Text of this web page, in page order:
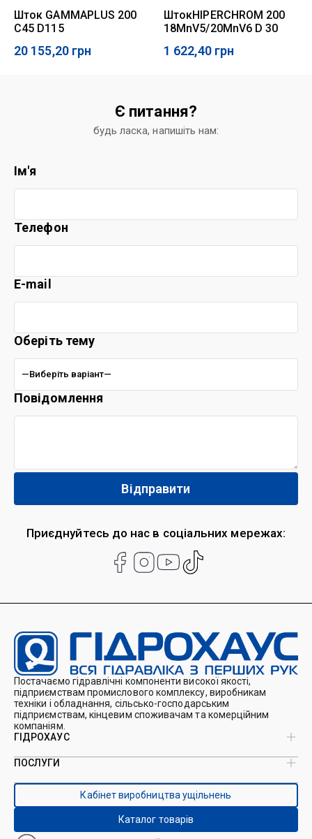
Шток GAMMAPLUS 200
C45 D115
20 155,20 грн
ШтокHIPERCHROM 200
18MnV5/20MnV6 D 30
1 622,40 грн
Є питання?
будь ласка, напишіть нам:
Приєднуйтесь до нас в соціальних мережах:
Ім'я
Телефон
E-mail
Оберіть тему
Повідомлення
Постачаємо гідравлічні компоненти високої якості,
підприємствам промислового комплексу, виробникам
техніки і обладнання, сільсько-господарським
підприємствам, кінцевим споживачам та комерційним
компаніям.
ГІДРОХАУС
Про нас
Каталоги
Контакти
ПОСЛУГИ
Виробництво ущільнень
Виробництво гідроциліндрів
Ремонт гідроциліндрів
Ремонт і виготовлення РВТ
Кабінет виробництва ущільнень
Каталог товарів